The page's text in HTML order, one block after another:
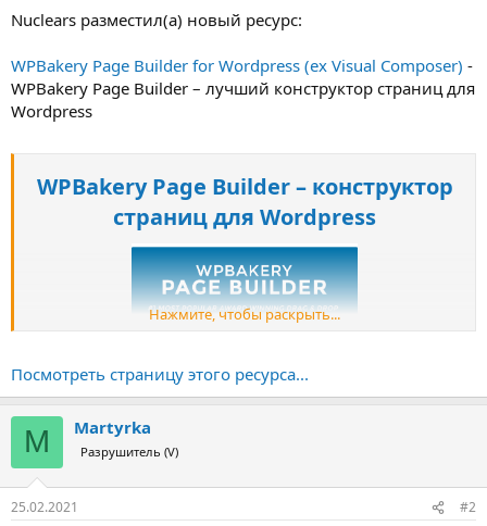
а
Nuclears разместил(а) новый ресурс:
WPBakery Page Builder for Wordpress (ex Visual Composer) -
WPBakery Page Builder – лучший конструктор страниц для
Wordpress
WPBakery Page Builder – конструктор
страниц для Wordpress
Спойлер:
Нажмите, чтобы раскрыть...
Посмотреть страницу этого ресурса...
M Martyrka
Разрушитель (V)
25.02.2021 #2